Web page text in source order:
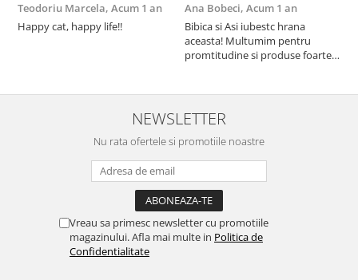
Teodoriu Marcela, Acum 1 an
Happy cat, happy life!!
Ana Bobeci, Acum 1 an
Bibica si Asi iubestc hrana
aceasta! Multumim pentru
promtitudine si produse foarte
NEWSLETTER
Nu rata ofertele si promotiile noastre
Vreau sa primesc newsletter cu promotiile
magazinului. Afla mai multe in Politica de
Confidentialitate